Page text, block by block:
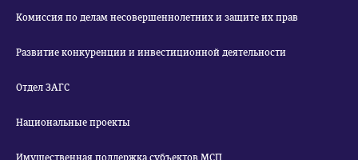
Комиссия по делам несовершеннолетних и защите их прав
Развитие конкуренции и инвестиционной деятельности
Отдел ЗАГС
Национальные проекты
Имущественная поддержка субъектов МСП